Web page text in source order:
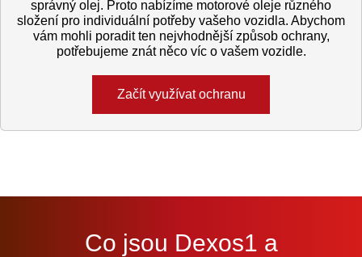
správný olej. Proto nabízíme motorové oleje různého
složení pro individuální potřeby vašeho vozidla. Abychom
vám mohli poradit ten nejvhodnější způsob ochrany,
potřebujeme znát něco víc o vašem vozidle.
Začít využívat ochranu
Co jsou Dexos1 a